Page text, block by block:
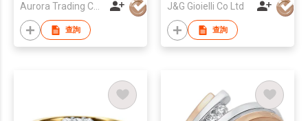
查詢
J&G Gioielli Co Ltd
查詢